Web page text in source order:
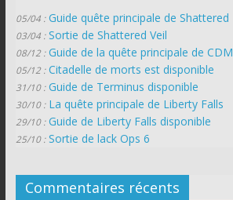
05/04 : Guide quête principale de Shattered
03/04 : Sortie de Shattered Veil
08/12 : Guide de la quête principale de CDM
05/12 : Citadelle de morts est disponible
31/10 : Guide de Terminus disponible
30/10 : La quête principale de Liberty Falls
29/10 : Guide de Liberty Falls disponible
25/10 : Sortie de lack Ops 6
Commentaires récents